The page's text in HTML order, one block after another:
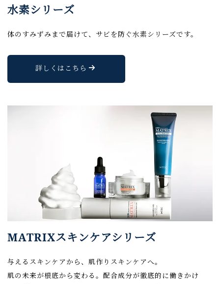
水素シリーズ
体のすみずみまで届けて、サビを防ぐ水素シリーズです。
詳しくはこちら
MATRIXスキンケアシリーズ
与えるスキンケアから、肌作りスキンケアへ。
肌の未来が根底から変わる。配合成分が徹底的に働きかけ